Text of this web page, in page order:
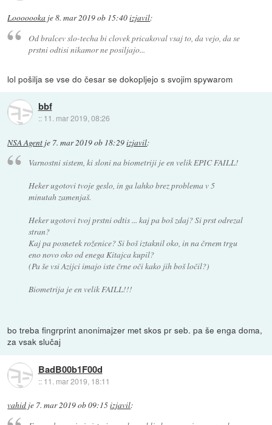
Looooooka je8. mar 2019 ob 15:40izjavil:
Od bralcev slo-techa bi clovek pricakoval vsaj to, da vejo, da se
prstni odtisi nikamor ne posiljajo...
lol pošilja se vse do česar se dokopljejo s svojim spywarom
bbf
:: 11. mar 2019, 08:26
NSA Agent je 7. mar 2019 ob 18:29izjavil:
Varnostni sistem, ki sloni na biometriji je en velik EPIC FAILL!
Heker ugotovi tvoje geslo, in ga lahko brez problema v 5
minutah zamenjaš.
Heker ugotovi tvoj prstni odtis ... kaj pa boš zdaj? Si prst odrezal
stran?
Kaj pa posnetek roženice? Si boš iztaknil oko, in na črnem trgu
eno novo oko od enega Kitajca kupil?
(Pa še vsi Azijci imajo iste črne oči kako jih boš ločil?)
Biometrija je en velik FAILL!!!
bo treba fingrprint anonimajzer met skos pr seb. pa še enga doma,
za vsak slučaj
BadB00b1F00d
:: 11. mar 2019, 18:11
vahid je 7. mar 2019 ob 09:15izjavil: